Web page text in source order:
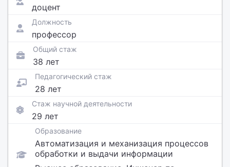
доцент
Должность
профессор
Общий стаж
38 лет
Педагогический стаж
28 лет
Стаж научной деятельности
29 лет
Образование
Автоматизация и механизация процессов
обработки и выдачи информации